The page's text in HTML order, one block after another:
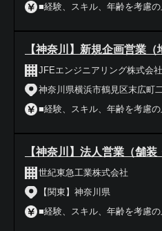
■経験、スキル、年齢を考慮
【神奈川】新規企画営業（
JFEエンジニアリング株式会社
神奈川県横浜市鶴見区末広町
■経験、スキル、年齢を考慮
【神奈川】法人営業（舗装
世紀東急工業株式会社
【関東】神奈川県
■経験、スキル、年齢を考慮